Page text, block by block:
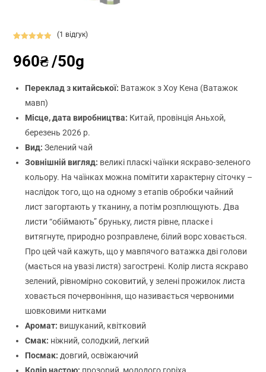
5.00з 5 на
основі
покупця
(1 відгук)
960₴/50g
Переклад з китайської: Ватажок з Хоу Кена (Ватажок
мавп)
Місце, дата виробництва: Китай, провінція Аньхой,
березень 2026 р.
Вид: Зелений чай
Зовнішній вигляд: великі пласкі чаїнки яскраво-зеленого
кольору. На чаїнках можна помітити характерну сіточку –
наслідок того, що на одному з етапів обробки чайний
лист загортають у тканину, а потім розплющують. Два
листи “обіймають” бруньку, листя рівне, пласке і
витягнуте, природно розправлене, білий ворс ховається.
Про цей чай кажуть, що у мавпячого ватажка дві голови
(мається на увазі листя) загострені. Колір листа яскраво
зелений, рівномірно соковитий, у зелені прожилок листа
ховається почервоніння, що називається червоними
шовковими нитками
Аромат: вишуканий, квітковий
Смак: ніжний, солодкий, легкий
Посмак: довгий, освіжаючий